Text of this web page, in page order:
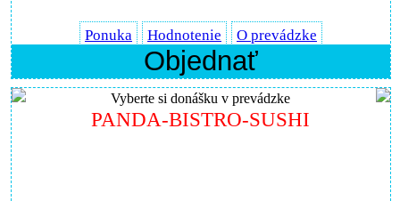
Ponuka Hodnotenie O prevádzke
Objednať
Vyberte si donášku v prevádzke
PANDA-BISTRO-SUSHI